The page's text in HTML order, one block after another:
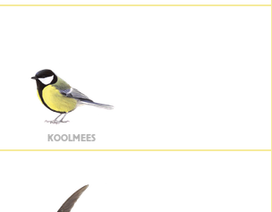
KOOLMEES